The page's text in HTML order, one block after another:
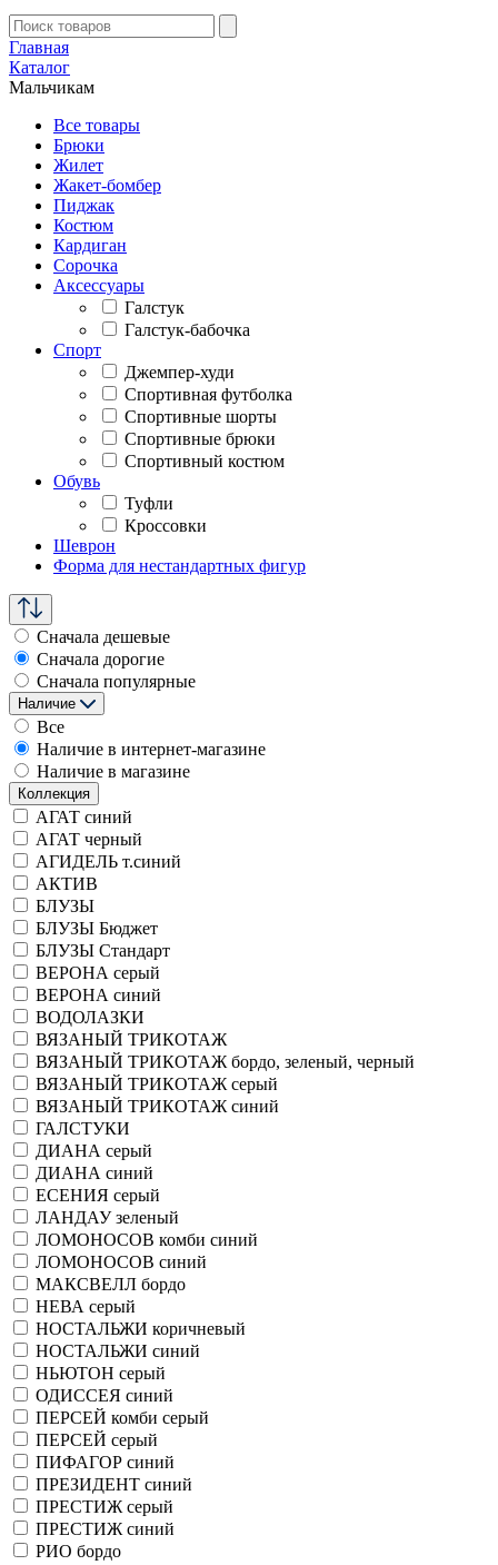
Главная
Каталог
Мальчикам
Все товары
Брюки
Жилет
Жакет-бомбер
Пиджак
Костюм
Кардиган
Сорочка
Аксессуары
Галстук
Галстук-бабочка
Спорт
Джемпер-худи
Спортивная футболка
Спортивные шорты
Спортивные брюки
Спортивный костюм
Обувь
Туфли
Кроссовки
Шеврон
Форма для нестандартных фигур
Сначала дешевые
Сначала дорогие
Сначала популярные
Наличие
Все
Наличие в интернет-магазине
Наличие в магазине
Коллекция
АГАТ синий
АГАТ черный
АГИДЕЛЬ т.синий
АКТИВ
БЛУЗЫ
БЛУЗЫ Бюджет
БЛУЗЫ Стандарт
ВЕРОНА серый
ВЕРОНА синий
ВОДОЛАЗКИ
ВЯЗАНЫЙ ТРИКОТАЖ
ВЯЗАНЫЙ ТРИКОТАЖ бордо, зеленый, черный
ВЯЗАНЫЙ ТРИКОТАЖ серый
ВЯЗАНЫЙ ТРИКОТАЖ синий
ГАЛСТУКИ
ДИАНА серый
ДИАНА синий
ЕСЕНИЯ серый
ЛАНДАУ зеленый
ЛОМОНОСОВ комби синий
ЛОМОНОСОВ синий
МАКСВЕЛЛ бордо
НЕВА серый
НОСТАЛЬЖИ коричневый
НОСТАЛЬЖИ синий
НЬЮТОН серый
ОДИССЕЯ синий
ПЕРСЕЙ комби серый
ПЕРСЕЙ серый
ПИФАГОР синий
ПРЕЗИДЕНТ синий
ПРЕСТИЖ серый
ПРЕСТИЖ синий
РИО бордо